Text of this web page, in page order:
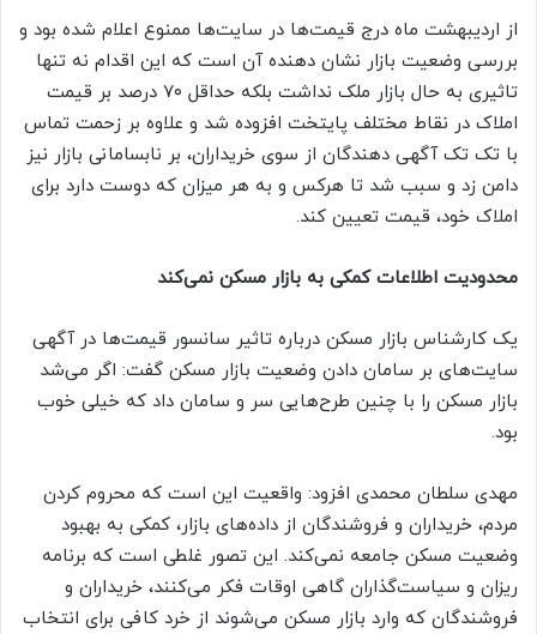
از اردیبهشت ماه درج قیمت‌ها در سایت‌ها ممنوع اعلام شده بود و
بررسی وضعیت بازار نشان دهنده آن است که این اقدام نه تنها
تاثیری به حال بازار ملک نداشت بلکه حداقل ۷۰ درصد بر قیمت
املاک در نقاط مختلف پایتخت افزوده شد و علاوه بر زحمت تماس
با تک تک آگهی دهندگان از سوی خریداران، بر نابسامانی بازار نیز
دامن زد و سبب شد تا هرکس و به هر میزان که دوست دارد برای
املاک خود، قیمت تعیین کند.
محدودیت اطلاعات کمکی به بازار مسکن نمی‌کند
یک کارشناس بازار مسکن درباره تاثیر سانسور قیمت‌ها در آگهی
سایت‌های بر سامان دادن وضعیت بازار مسکن گفت: اگر می‌شد
بازار مسکن را با چنین طرح‌هایی سر و سامان داد که خیلی خوب
بود.
مهدی سلطان محمدی افزود: واقعیت این است که محروم کردن
مردم، خریداران و فروشندگان از داده‌های بازار، کمکی به بهبود
وضعیت مسکن جامعه نمی‌کند. این تصور غلطی است که برنامه
ریزان و سیاست‌گذاران گاهی اوقات فکر می‌کنند، خریداران و
فروشندگان که وارد بازار مسکن می‌شوند از خرد کافی برای انتخاب